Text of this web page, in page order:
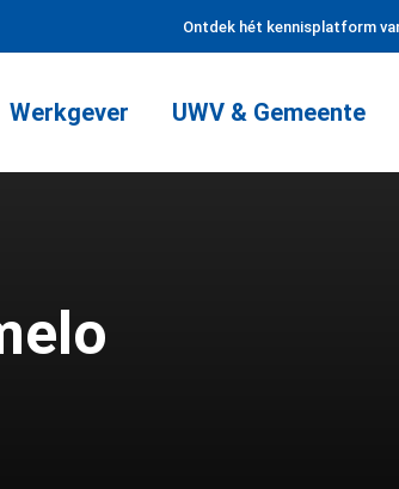
Ontdek hét kennisplatform
Werkgever UWV & Gemeente